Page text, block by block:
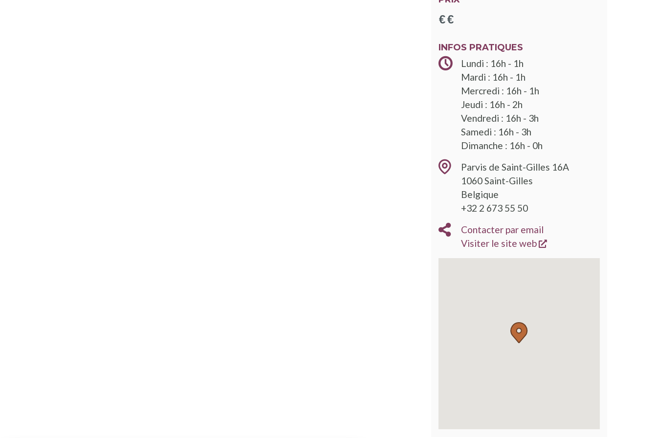
INFOS PRATIQUES
Lundi : 16h - 1h
Mardi : 16h - 1h
Mercredi : 16h - 1h
Jeudi : 16h - 2h
Vendredi : 16h - 3h
Samedi : 16h - 3h
Dimanche : 16h - 0h
Parvis de Saint-Gilles 16A
1060Saint-Gilles
Belgique
+32 2 673 55 50
Contacter par email
Visiter le site web
s'ouvre dans une